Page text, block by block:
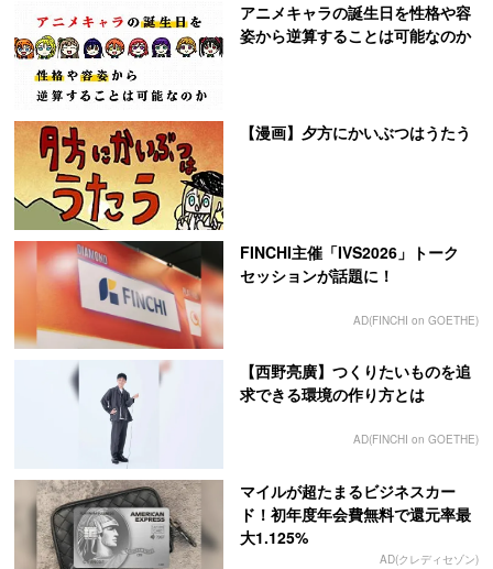
アニメキャラの誕生日を性格や容
姿から逆算することは可能なのか
【漫画】夕方にかいぶつはうたう
FINCHI主催「IVS2026」トーク
セッションが話題に！
AD(FINCHI on GOETHE)
【西野亮廣】つくりたいものを追
求できる環境の作り方とは
AD(FINCHI on GOETHE)
マイルが超たまるビジネスカー
ド！初年度年会費無料で還元率最
大1.125%
AD(クレディセゾン)